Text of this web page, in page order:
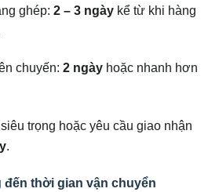
ghép:2 – 3 ngày kể từ khi hàng
chuyến:2 ngày hoặc nhanh hơn
trọng hoặc yêu cầu giao nhận
.
thời gian vận chuyển